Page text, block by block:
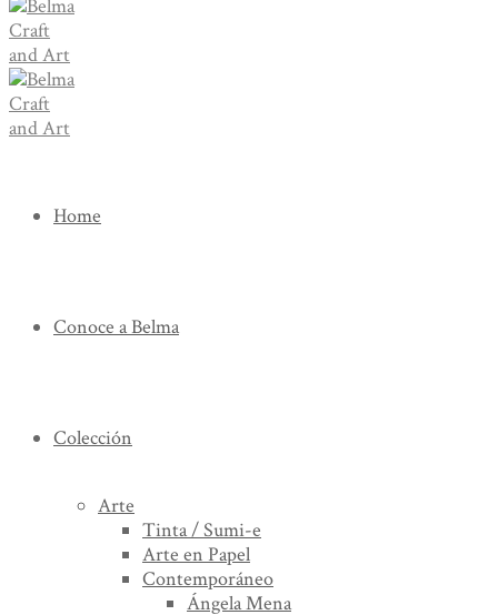
Home
Conoce a Belma
Colección
Arte
Tinta / Sumi-e
Arte en Papel
Contemporáneo
Ángela Mena